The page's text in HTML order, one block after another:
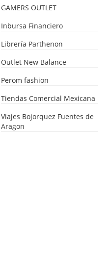
GAMERS OUTLET
Inbursa Financiero
Librería Parthenon
Outlet New Balance
Perom fashion
Tiendas Comercial Mexicana
Viajes Bojorquez Fuentes de
Aragon